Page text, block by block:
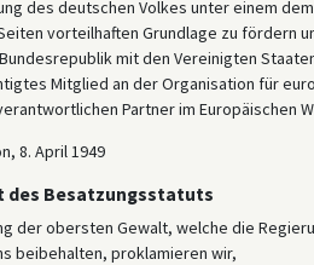
des deutschen Volkes unter einem
vorteilhaften Grundlage zu fördern
mit den Vereinigten
Mitglied an der Organisation für
Partner im Europäischen
8. April 1949
des Besatzungsstatuts
der obersten Gewalt, welche die
beibehalten, proklamieren wir,